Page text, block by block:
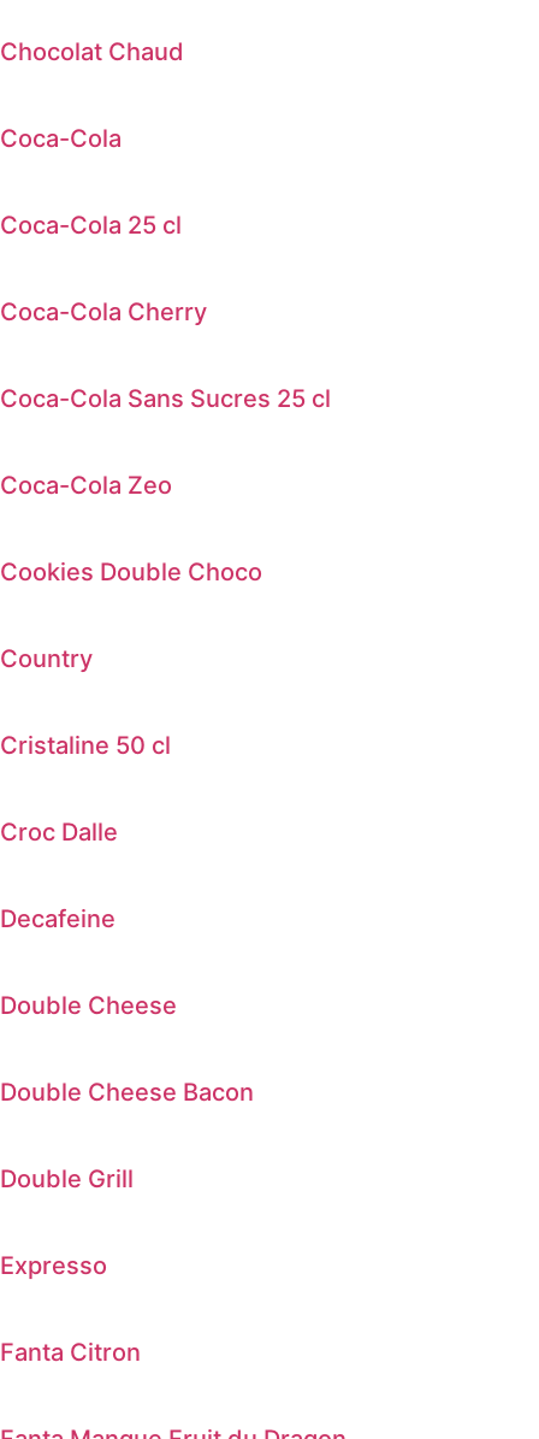
Chocolat Chaud
Coca-Cola
Coca-Cola 25 cl
Coca-Cola Cherry
Coca-Cola Sans Sucres 25 cl
Coca-Cola Zeo
Cookies Double Choco
Country
Cristaline 50 cl
Croc Dalle
Decafeine
Double Cheese
Double Cheese Bacon
Double Grill
Expresso
Fanta Citron